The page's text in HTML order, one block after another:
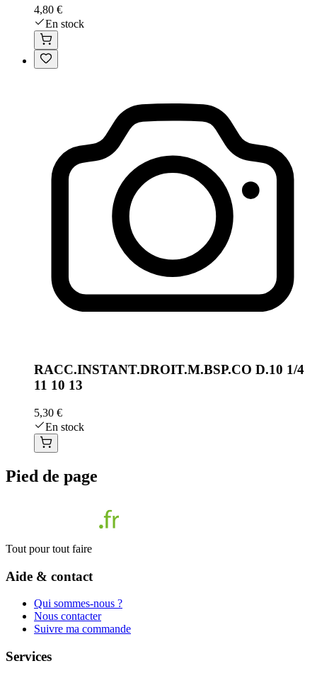
4,80 €
En stock
RACC.INSTANT.DROIT.M.BSP.CO D.10 1/4
11 10 13
5,30 €
En stock
Pied de page
Tout pour tout faire
Aide & contact
Qui sommes-nous ?
Nous contacter
Suivre ma commande
Services